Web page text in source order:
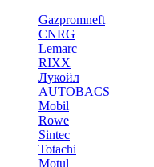
Gazpromneft
CNRG
Lemarc
RIXX
Лукойл
AUTOBACS
Mobil
Rowe
Sintec
Totachi
Motul